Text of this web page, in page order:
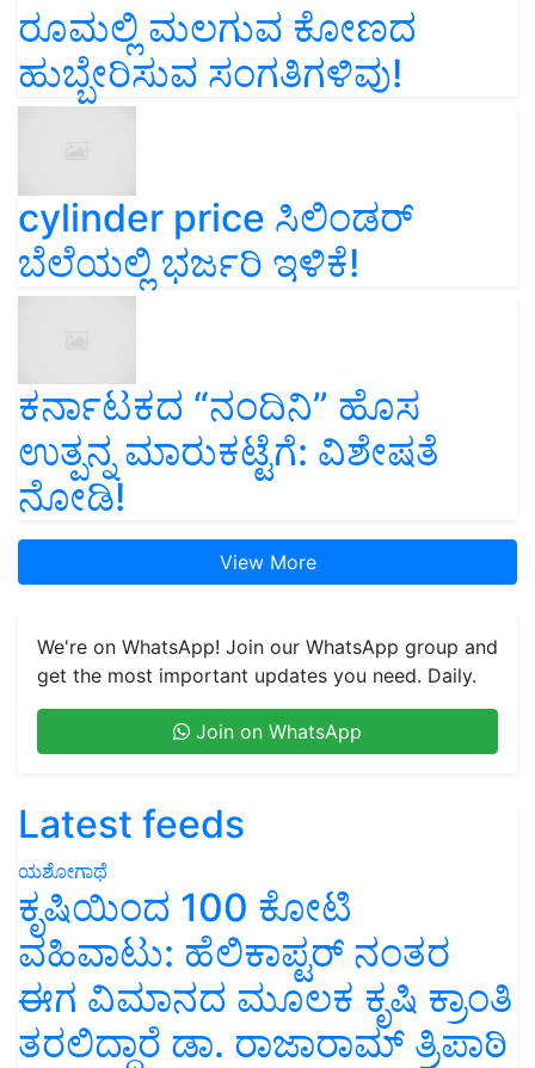
ರೂಮಲ್ಲಿ ಮಲಗುವ ಕೋಣದ
ಹುಬ್ಬೇರಿಸುವ ಸಂಗತಿಗಳಿವು!
cylinder price ಸಿಲಿಂಡರ್‌
ಬೆಲೆಯಲ್ಲಿ ಭರ್ಜರಿ ಇಳಿಕೆ!
ಕರ್ನಾಟಕದ “ನಂದಿನಿ” ಹೊಸ
ಉತ್ಪನ್ನ ಮಾರುಕಟ್ಟೆಗೆ: ವಿಶೇಷತೆ
ನೋಡಿ!
View More
We're on WhatsApp! Join our WhatsApp group and
get the most important updates you need. Daily.
Join on WhatsApp
Latest feeds
ಯಶೋಗಾಥೆ
ಕೃಷಿಯಿಂದ 100 ಕೋಟಿ
ವಹಿವಾಟು: ಹೆಲಿಕಾಪ್ಟರ್ ನಂತರ
ಈಗ ವಿಮಾನದ ಮೂಲಕ ಕೃಷಿ ಕ್ರಾಂತಿ
ತರಲಿದ್ದಾರೆ ಡಾ. ರಾಜಾರಾಮ್ ತ್ರಿಪಾಠಿ